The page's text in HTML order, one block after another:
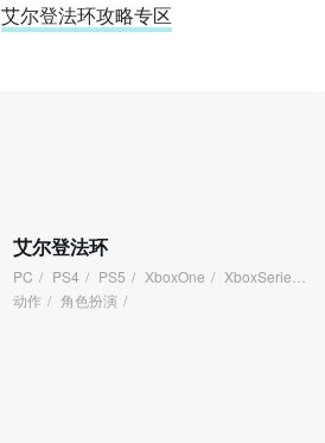
艾尔登法环攻略专区
艾尔登法环
PC / PS4 / PS5 / XboxOne / XboxSeries
动作 / 角色扮演 /